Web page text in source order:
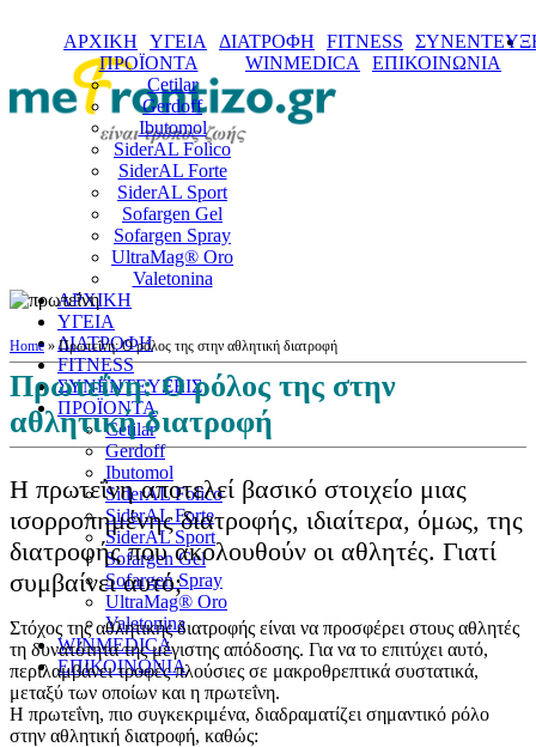
ΑΡΧΙΚΗ ΥΓΕΙΑ ΔΙΑΤΡΟΦΗ FITNESS
ΠΡΟΪΟΝΤΑ
Cetilar
Gerdoff
Ibutomol
SiderAL Folico
SiderAL Forte
SiderAL Sport
Sofargen Gel
Sofargen Spray
UltraMag® Oro
Valetonina
WINMEDICA ΕΠΙΚΟΙΝΩΝΙΑ
ΑΡΧΙΚΗ
ΥΓΕΙΑ
ΔΙΑΤΡΟΦΗ
FITNESS
ΣΥΝΕΝΤΕΥΞΕΙΣ
ΠΡΟΪΟΝΤΑ
Cetilar
Gerdoff
Ibutomol
SiderAL Folico
SiderAL Forte
SiderAL Sport
Sofargen Gel
Sofargen Spray
UltraMag® Oro
Valetonina
WINMEDICA
ΕΠΙΚΟΙΝΩΝΙΑ
Home »Πρωτεΐνη: Ο ρόλος της στην αθλητική διατροφή
Πρωτεΐνη: Ο ρόλος της στην
αθλητική διατροφή
Η πρωτεΐνη αποτελεί βασικό στοιχείο μιας
ισορροπημένης διατροφής, ιδιαίτερα, όμως, της
διατροφής που ακολουθούν οι αθλητές. Γιατί
συμβαίνει αυτό;
Στόχος της αθλητικής διατροφής είναι να προσφέρει στους αθλητές
τη δυνατότητα της μέγιστης απόδοσης. Για να το επιτύχει αυτό,
περιλαμβάνει τροφές πλούσιες σε μακροθρεπτικά συστατικά,
μεταξύ των οποίων και η πρωτεΐνη.
Η πρωτεΐνη, πιο συγκεκριμένα, διαδραματίζει σημαντικό ρόλο
στην αθλητική διατροφή, καθώς: